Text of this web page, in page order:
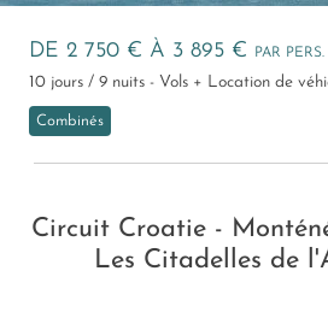
DE 2 750 € À 3 895 € PAR PERS.
10 jours / 9 nuits - Vols + Location de
Combinés
Circuit Croatie -
Les Citadelles de